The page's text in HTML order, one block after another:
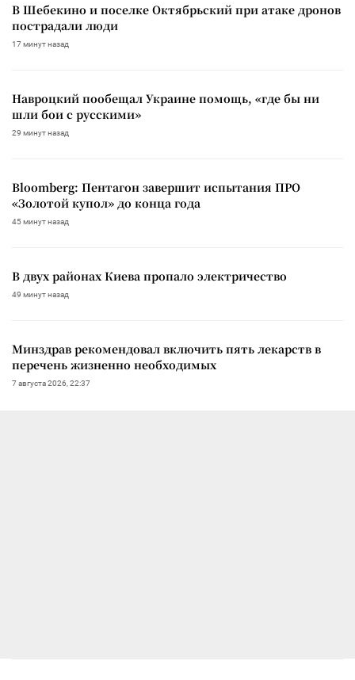
В Шебекино и поселке Октябрьский при атаке дронов
пострадали люди
17 минут назад
Навроцкий пообещал Украине помощь, «где бы ни
шли бои с русскими»
29 минут назад
Bloomberg: Пентагон завершит испытания ПРО
«Золотой купол» до конца года
45 минут назад
В двух районах Киева пропало электричество
49 минут назад
Минздрав рекомендовал включить пять лекарств в
перечень жизненно необходимых
7 августа 2026, 22:37